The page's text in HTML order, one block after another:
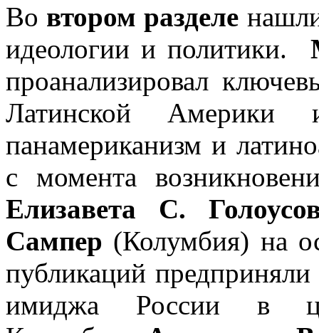
Во втором разделе
идеологии и политики.
проанализировал
Латинской Америки
панамериканизм и
с момента
Елизавета С.
Сампер (Колумбия) на
публикаций
имиджа России в